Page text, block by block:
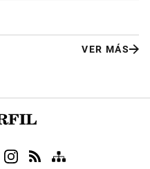
VER MÁS